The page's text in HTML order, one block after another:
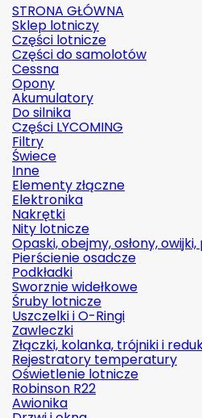
STRONA GŁÓWNA
Sklep lotniczy
Części lotnicze
Części do samolotów
Cessna
Opony
Akumulatory
Do silnika
Części LYCOMING
Filtry
Świece
Inne
Elementy złączne
Elektronika
Nakrętki
Nity lotnicze
Opaski, obejmy, osłony,
Pierścienie osadcze
Podkładki
Sworznie widełkowe
Śruby lotnicze
Uszczelki i O-Ringi
Zawleczki
Złączki, kolanka, trójniki i
Rejestratory temperatury
Oświetlenie lotnicze
Robinson R22
Awionika